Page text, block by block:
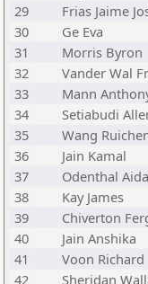
29
Frias Jaime
30
Ge Eva
31
Morris Byron
32
Vander Wal
33
Mann
34
Setiabudi
35
Wang
36
Jain Kamal
37
Odenthal
38
Kay James
39
Chiverton
40
Jain Anshika
41
Voon Richard
42
Sheridan